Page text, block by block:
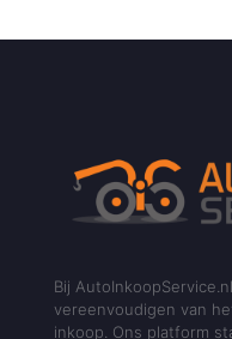
Bij
vereenvoudigen van
inkoop. Ons platform